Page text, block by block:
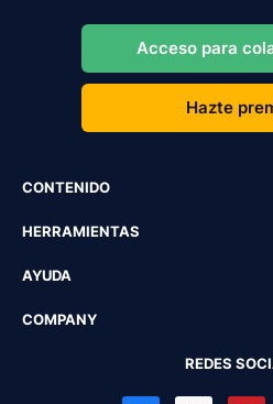
Acceso para
Hazte
CONTENIDO
HERRAMIENTAS
AYUDA
COMPANY
REDES